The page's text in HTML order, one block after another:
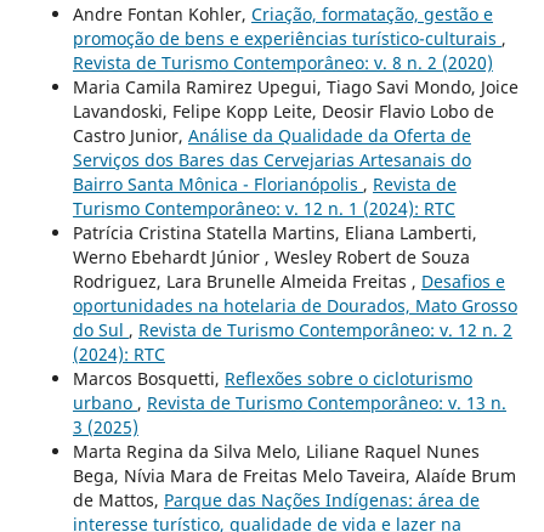
Andre Fontan Kohler, Criação, formatação, gestão e
promoção de bens e experiências turístico-culturais ,
Revista de Turismo Contemporâneo: v. 8 n. 2 (2020)
Maria Camila Ramirez Upegui, Tiago Savi Mondo, Joice
Lavandoski, Felipe Kopp Leite, Deosir Flavio Lobo de
Castro Junior, Análise da Qualidade da Oferta de
Serviços dos Bares das Cervejarias Artesanais do
Bairro Santa Mônica - Florianópolis , Revista de
Turismo Contemporâneo: v. 12 n. 1 (2024): RTC
Patrícia Cristina Statella Martins, Eliana Lamberti,
Werno Ebehardt Júnior , Wesley Robert de Souza
Rodriguez, Lara Brunelle Almeida Freitas , Desafios e
oportunidades na hotelaria de Dourados, Mato Grosso
do Sul , Revista de Turismo Contemporâneo: v. 12 n. 2
(2024): RTC
Marcos Bosquetti, Reflexões sobre o cicloturismo
urbano , Revista de Turismo Contemporâneo: v. 13 n.
3 (2025)
Marta Regina da Silva Melo, Liliane Raquel Nunes
Bega, Nívia Mara de Freitas Melo Taveira, Alaíde Brum
de Mattos, Parque das Nações Indígenas: área de
interesse turístico, qualidade de vida e lazer na